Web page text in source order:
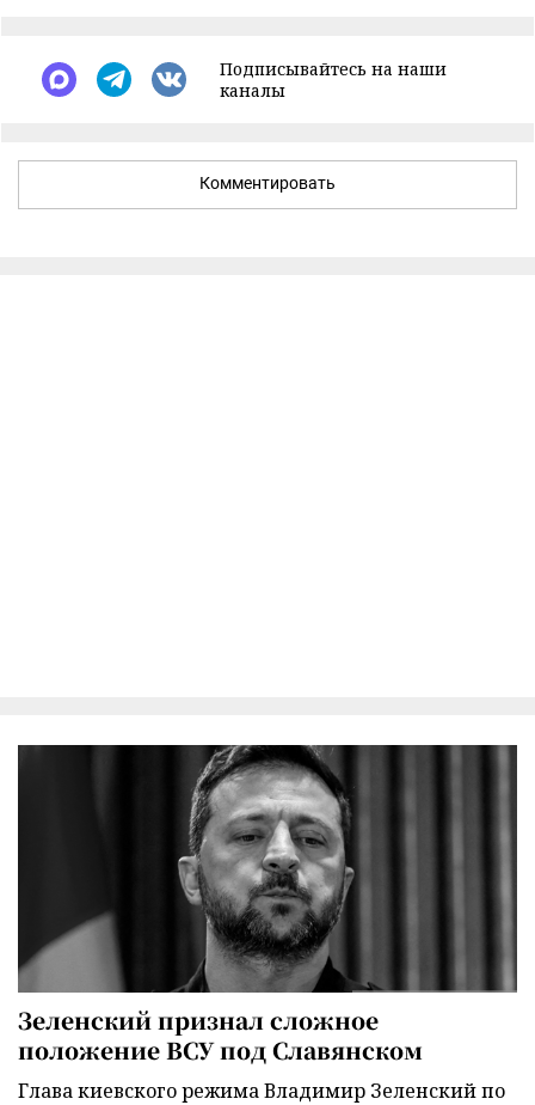
Подписывайтесь на наши
каналы
Комментировать
Зеленский признал сложное
положение ВСУ под Славянском
Глава киевского режима Владимир Зеленский по